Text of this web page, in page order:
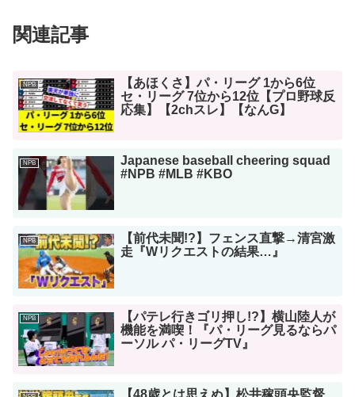
関連記事
NPB
【あほくさ】パ・リーグ 1から6位
セ・リーグ 7位から12位【プロ野球反
応集】【2chスレ】【なんG】
NPB
Japanese baseball cheering squad
#NPB #MLB #KBO
NPB
【前代未聞!?】フェンス直撃→清宮激
走『Wリクエストの結果…』
NPB
【パテレ行きゴリ押し!?】横山陸人が
機能を満喫！『パ・リーグ見るならパ
ーソル パ・リーグTV』